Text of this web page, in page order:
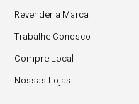
Revender a Marca
Trabalhe Conosco
Compre Local
Nossas Lojas